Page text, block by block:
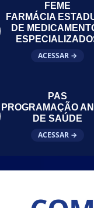
FEME
FARMÁCIA
DE
ACESSAR →
PAS
PROGRAMAÇÃO
DE SAÚDE
ACESSAR →